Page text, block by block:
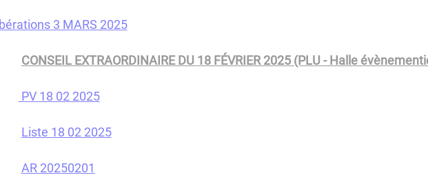
3 MARS 2025
CONSEIL EXTRAORDINAIRE DU 18 FÉVRIER 2025 (PLU - Halle
PV 18 02 2025
Liste 18 02 2025
AR 20250201